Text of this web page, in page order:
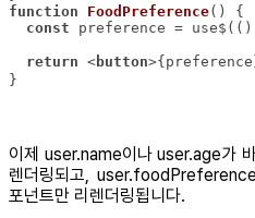
function
FoodPreference( )
const
return <button>
}
이제 user.name이나 user.age가
렌더링되고,
포넌트만 리렌더링됩니다.